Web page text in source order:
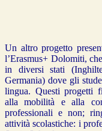
Un altro progetto
l’Erasmus+ Dolomiti,
in diversi stati
Germania) dove gli
lingua. Questi progetti
alla mobilità e alla
professionali e non;
attività scolastiche: i